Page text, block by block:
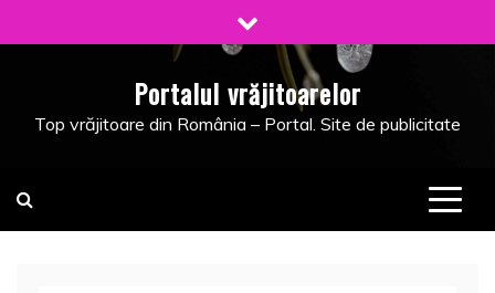
to
Portalul vrăjitoarelor
Top vrăjitoare din România – Portal. Site de publicitate